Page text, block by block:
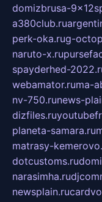
domizbrusa-
a380club.ru
perk-oka.rug-
naruto-x.ru
spayderhed-
webamator.ruma-
nv-750.runews-
dizfiles.ru
planeta-samara.ru
matrasy-
dotcustoms.ru
narasimha.ru
newsplain.ru